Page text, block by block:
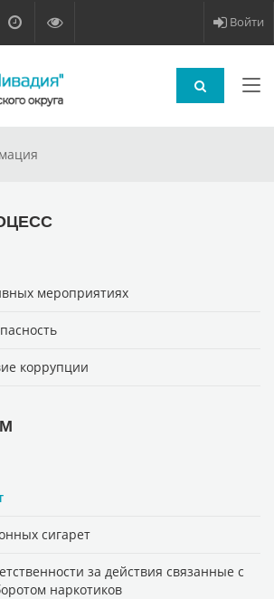
Войти
мероприятиях
коррупции
сигарет
за действия связанные с
наркотиков